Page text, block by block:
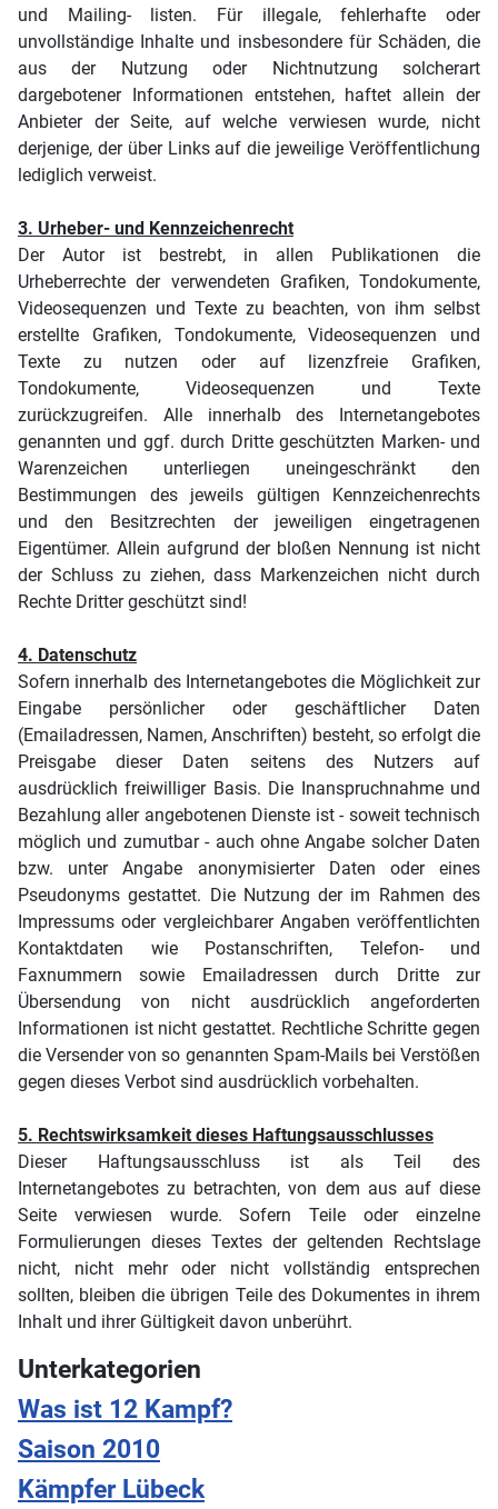
und Mailing- listen. Für illegale, fehlerhafte oder
unvollständige Inhalte und insbesondere für Schäden, die
aus der Nutzung oder Nichtnutzung solcherart
dargebotener Informationen entstehen, haftet allein der
Anbieter der Seite, auf welche verwiesen wurde, nicht
derjenige, der über Links auf die jeweilige Veröffentlichung
lediglich verweist.
3. Urheber- und Kennzeichenrecht
Der Autor ist bestrebt, in allen Publikationen die
Urheberrechte der verwendeten Grafiken, Tondokumente,
Videosequenzen und Texte zu beachten, von ihm selbst
erstellte Grafiken, Tondokumente, Videosequenzen und
Texte zu nutzen oder auf lizenzfreie Grafiken,
Tondokumente, Videosequenzen und Texte
zurückzugreifen. Alle innerhalb des Internetangebotes
genannten und ggf. durch Dritte geschützten Marken- und
Warenzeichen unterliegen uneingeschränkt den
Bestimmungen des jeweils gültigen Kennzeichenrechts
und den Besitzrechten der jeweiligen eingetragenen
Eigentümer. Allein aufgrund der bloßen Nennung ist nicht
der Schluss zu ziehen, dass Markenzeichen nicht durch
Rechte Dritter geschützt sind!
4. Datenschutz
Sofern innerhalb des Internetangebotes die Möglichkeit zur
Eingabe persönlicher oder geschäftlicher Daten
(Emailadressen, Namen, Anschriften) besteht, so erfolgt die
Preisgabe dieser Daten seitens des Nutzers auf
ausdrücklich freiwilliger Basis. Die Inanspruchnahme und
Bezahlung aller angebotenen Dienste ist - soweit technisch
möglich und zumutbar - auch ohne Angabe solcher Daten
bzw. unter Angabe anonymisierter Daten oder eines
Pseudonyms gestattet. Die Nutzung der im Rahmen des
Impressums oder vergleichbarer Angaben veröffentlichten
Kontaktdaten wie Postanschriften, Telefon- und
Faxnummern sowie Emailadressen durch Dritte zur
Übersendung von nicht ausdrücklich angeforderten
Informationen ist nicht gestattet. Rechtliche Schritte gegen
die Versender von so genannten Spam-Mails bei Verstößen
gegen dieses Verbot sind ausdrücklich vorbehalten.
5. Rechtswirksamkeit dieses Haftungsausschlusses
Dieser Haftungsausschluss ist als Teil des
Internetangebotes zu betrachten, von dem aus auf diese
Seite verwiesen wurde. Sofern Teile oder einzelne
Formulierungen dieses Textes der geltenden Rechtslage
nicht, nicht mehr oder nicht vollständig entsprechen
sollten, bleiben die übrigen Teile des Dokumentes in ihrem
Inhalt und ihrer Gültigkeit davon unberührt.
Unterkategorien
Was ist 12 Kampf?
Saison 2010
Kämpfer Lübeck